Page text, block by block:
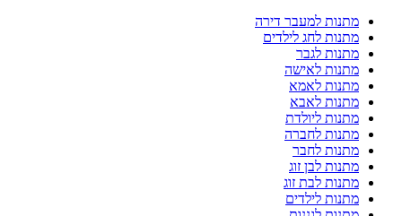
מתנות למעבר דירה
מתנות לחג לילדים
מתנות לגבר
מתנות לאישה
מתנות לאמא
מתנות לאבא
מתנות ליולדת
מתנות לחברה
מתנות לחבר
מתנות לבן זוג
מתנות לבת זוג
מתנות לילדים